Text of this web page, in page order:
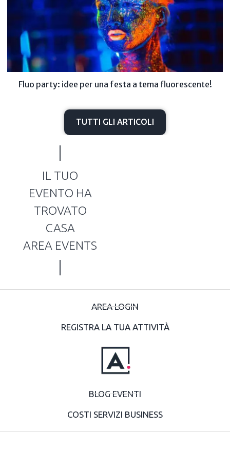
Fluo party: idee per una festa a tema fluorescente!
TUTTI GLI ARTICOLI
IL TUO
EVENTO HA
TROVATO
CASA
AREA EVENTS
AREA LOGIN
REGISTRA LA TUA ATTIVITÀ
BLOG EVENTI
COSTI SERVIZI BUSINESS